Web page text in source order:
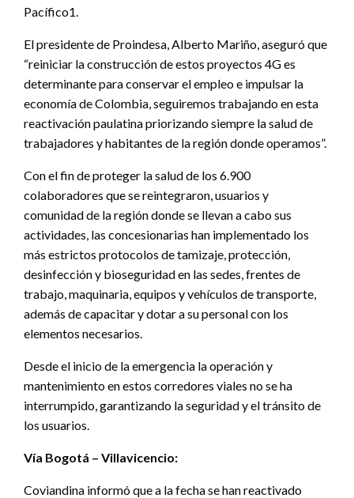
Pacífico1.
El presidente de Proindesa, Alberto Mariño, aseguró que
“reiniciar la construcción de estos proyectos 4G es
determinante para conservar el empleo e impulsar la
economía de Colombia, seguiremos trabajando en esta
reactivación paulatina priorizando siempre la salud de
trabajadores y habitantes de la región donde operamos”.
Con el fin de proteger la salud de los 6.900
colaboradores que se reintegraron, usuarios y
comunidad de la región donde se llevan a cabo sus
actividades, las concesionarias han implementado los
más estrictos protocolos de tamizaje, protección,
desinfección y bioseguridad en las sedes, frentes de
trabajo, maquinaria, equipos y vehículos de transporte,
además de capacitar y dotar a su personal con los
elementos necesarios.
Desde el inicio de la emergencia la operación y
mantenimiento en estos corredores viales no se ha
interrumpido, garantizando la seguridad y el tránsito de
los usuarios.
Vía Bogotá – Villavicencio:
Coviandina informó que a la fecha se han reactivado